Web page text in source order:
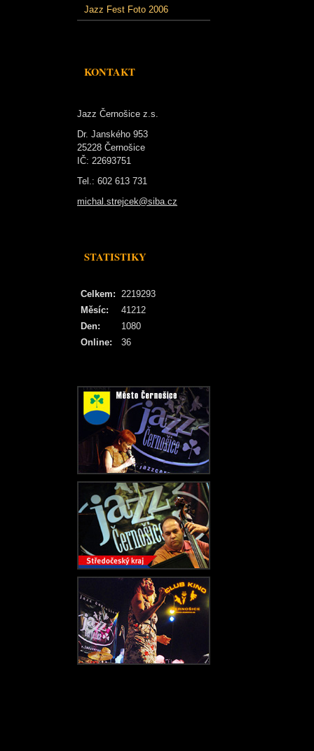
Jazz Fest Foto 2006
KONTAKT
Jazz Černošice z.s.
Dr. Janského 953
25228 Černošice
IČ: 22693751
Tel.: 602 613 731
michal.strejcek@siba.cz
STATISTIKY
Online: 36
Celkem: 2219293
Měsíc:
41212
Den:
1080